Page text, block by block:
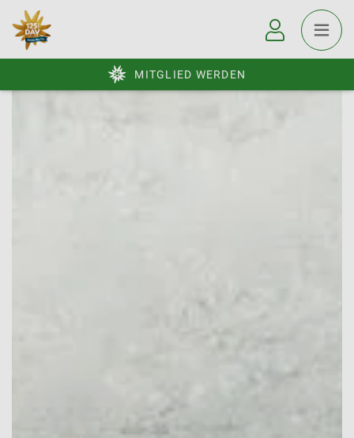
MITGLIED WERDEN